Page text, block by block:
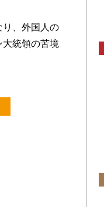
、外国人の
統領の苦境